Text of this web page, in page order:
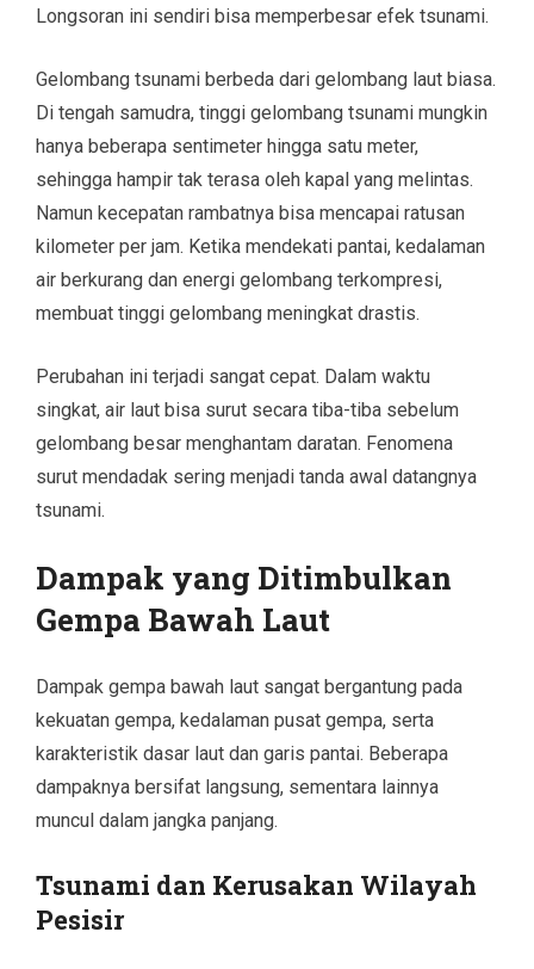
Longsoran ini sendiri bisa memperbesar efek tsunami.
Gelombang tsunami berbeda dari gelombang laut biasa.
Di tengah samudra, tinggi gelombang tsunami mungkin
hanya beberapa sentimeter hingga satu meter,
sehingga hampir tak terasa oleh kapal yang melintas.
Namun kecepatan rambatnya bisa mencapai ratusan
kilometer per jam. Ketika mendekati pantai, kedalaman
air berkurang dan energi gelombang terkompresi,
membuat tinggi gelombang meningkat drastis.
Perubahan ini terjadi sangat cepat. Dalam waktu
singkat, air laut bisa surut secara tiba-tiba sebelum
gelombang besar menghantam daratan. Fenomena
surut mendadak sering menjadi tanda awal datangnya
tsunami.
Dampak yang Ditimbulkan
Gempa Bawah Laut
Dampak gempa bawah laut sangat bergantung pada
kekuatan gempa, kedalaman pusat gempa, serta
karakteristik dasar laut dan garis pantai. Beberapa
dampaknya bersifat langsung, sementara lainnya
muncul dalam jangka panjang.
Tsunami dan Kerusakan Wilayah
Pesisir